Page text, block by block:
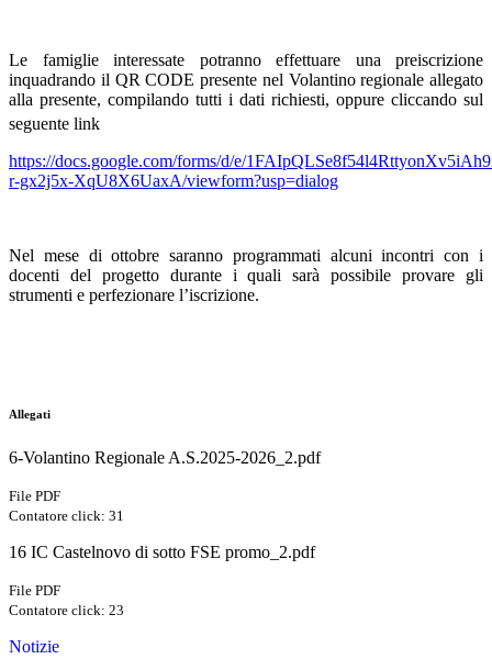
Le famiglie interessate potranno effettuare una preiscrizione
inquadrando il QR CODE presente nel Volantino regionale allegato
alla presente, compilando tutti i dati richiesti, oppure cliccando sul
seguente link
https://docs.google.com/forms/d/e/
r-gx2j5x-XqU8X6UaxA/viewform?usp=dialog
Nel mese di ottobre saranno programmati alcuni incontri con i
docenti del progetto durante i quali sarà possibile provare gli
strumenti e perfezionare l’iscrizione.
Allegati
6-Volantino Regionale A.S.2025-2026_2.pdf
File PDF
Contatore click: 31
16 IC Castelnovo di sotto FSE promo_2.pdf
File PDF
Contatore click: 23
Notizie